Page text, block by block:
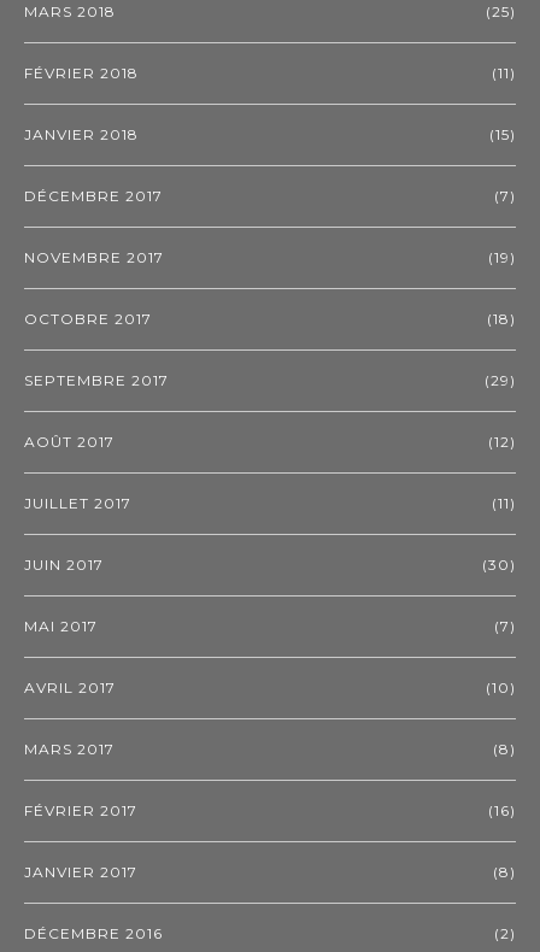
MARS 2018 (25)
FÉVRIER 2018 (11)
JANVIER 2018 (15)
DÉCEMBRE 2017 (7)
NOVEMBRE 2017 (19)
OCTOBRE 2017 (18)
SEPTEMBRE 2017 (29)
AOÛT 2017 (12)
JUILLET 2017 (11)
JUIN 2017 (30)
MAI 2017 (7)
AVRIL 2017 (10)
MARS 2017 (8)
FÉVRIER 2017 (16)
JANVIER 2017 (8)
DÉCEMBRE 2016 (2)